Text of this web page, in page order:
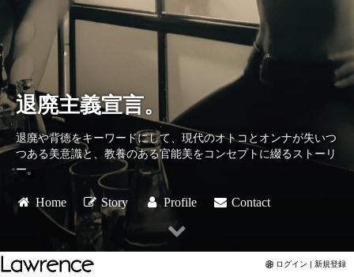
退廃主義宣言。
退廃や背徳をキーワードにして、現代のオトコとオンナが失いつ
つある美意識と、教養のある官能美をコンセプトに綴るストーリ
ー。
Home Story Profile Contact
ログイン | 新規登録